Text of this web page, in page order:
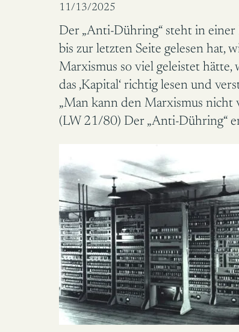
11/13/2025
Der „Anti-Dühring“ steht in einer
bis zur letzten Seite gelesen hat,
Marxismus so viel geleistet hätte,
das ‚Kapital‘ richtig lesen und
„Man kann den Marxismus nicht
(LW 21/80) Der „Anti-Dühring“